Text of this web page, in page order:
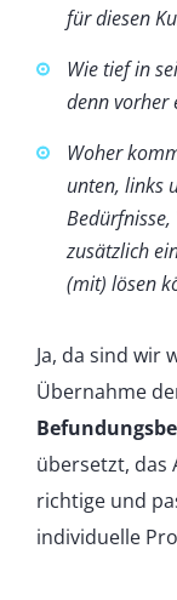
für diesen
Wie tief in
denn vorher
Woher
unten, links
zusätzlich
(mit) lösen
Ja, da sind wir
Übernahme
übersetzt, das
richtige und
individuelle